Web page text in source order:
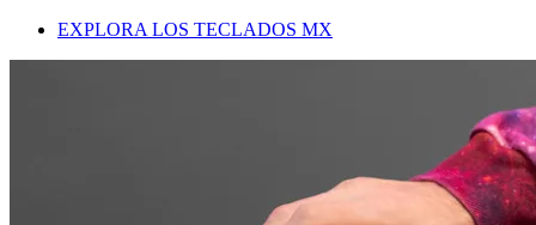
EXPLORA LOS TECLADOS MX